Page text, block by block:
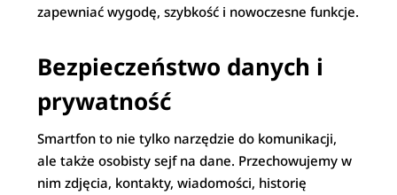
zapewniać wygodę, szybkość i nowoczesne funkcje.
Bezpieczeństwo danych i
prywatność
Smartfon to nie tylko narzędzie do komunikacji,
ale także osobisty sejf na dane. Przechowujemy w
nim zdjęcia, kontakty, wiadomości, historię